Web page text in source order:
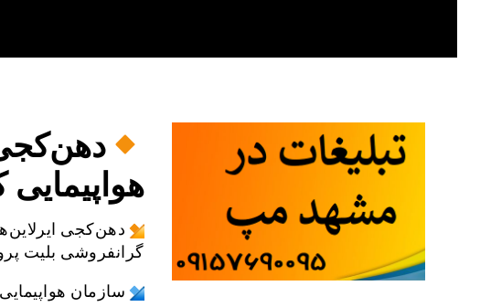
content
دهن‌کجی
دهن‌کجی
گرانفروشی بلیت